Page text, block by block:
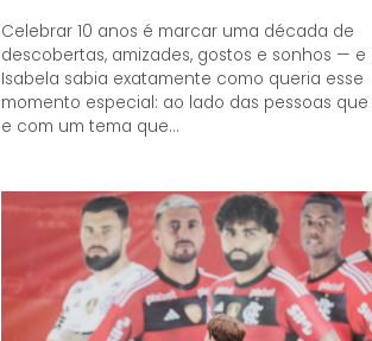
Celebrar 10 anos é marcar uma década de
descobertas, amizades, gostos e sonhos — e
Isabela sabia exatamente como queria esse
momento especial: ao lado das pessoas
e com um tema que...